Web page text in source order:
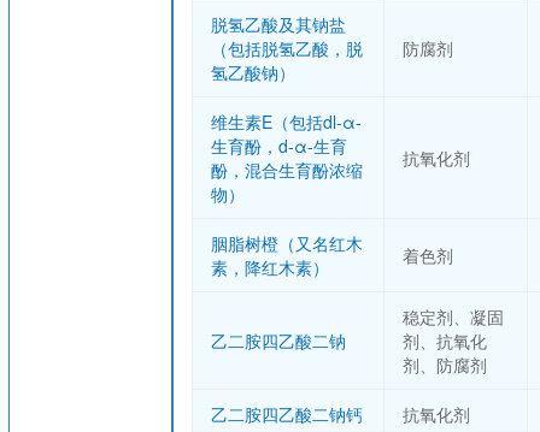
脱氢乙酸及其钠盐
（包括脱氢乙酸，脱
氢乙酸钠）
防腐剂
维生素E（包括dl-α-
生育酚，d-α-生育
酚，混合生育酚浓缩
物）
抗氧化剂
胭脂树橙（又名红木
素，降红木素）
着色剂
乙二胺四乙酸二钠
稳定剂、凝固
剂、抗氧化
剂、防腐剂
乙二胺四乙酸二钠钙 抗氧化剂